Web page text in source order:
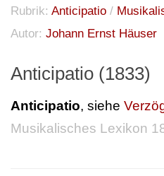
Rubrik: Anticipatio /
Autor: Johann Ernst Häuser
Anticipatio (1833)
Anticipatio, siehe
Musikalisches Lexikon